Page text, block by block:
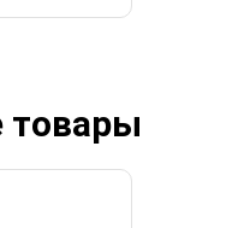
товары